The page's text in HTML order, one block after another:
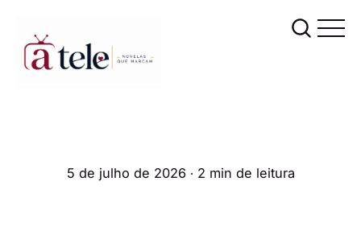
5 de julho de 2026∙ 2 min de leitura